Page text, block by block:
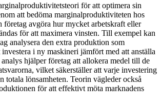
för att optimera sin
att bedöma marginalproduktiviteten hos
företag avgöra hur mycket arbetskraft eller
för att maximera vinsten. Till exempel kan
analysera den extra produktion som
investera i ny maskineri jämfört med att anställa
hjälper företag att allokera medel till de
vilket säkerställer att varje investering
totala lönsamheten. Teorin vägleder också
för att effektivt möta marknadens